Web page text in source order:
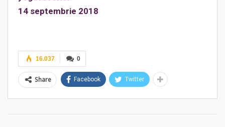
14 septembrie 2018
0
16.037
Share Facebook Twitter